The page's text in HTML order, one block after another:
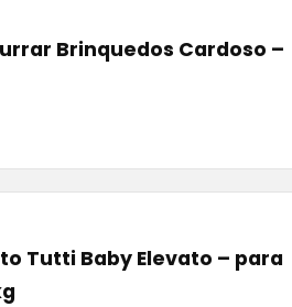
Brinquedos Cardoso –
Tutti Baby Elevato – para